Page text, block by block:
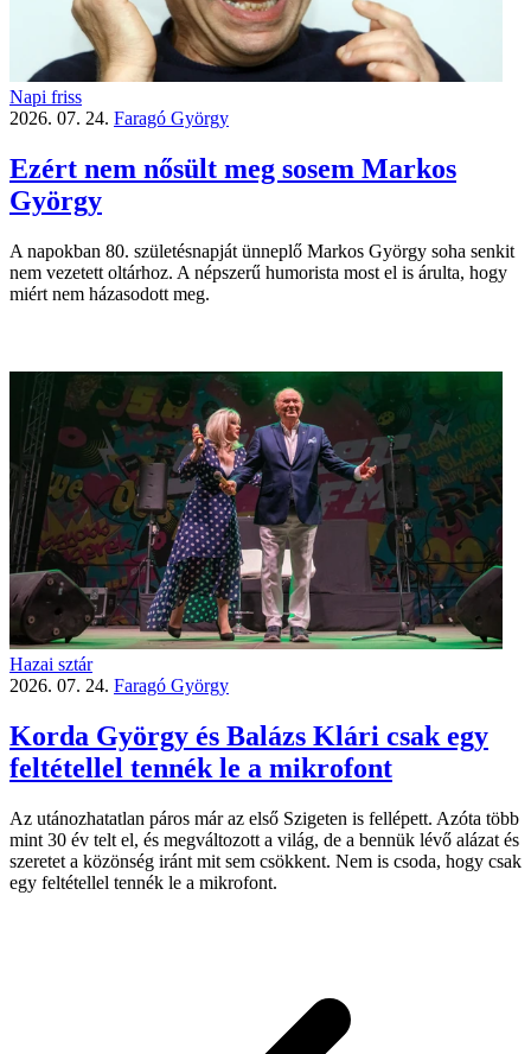
Napi friss
2026. 07. 24. Faragó György
Ezért nem nősült meg sosem Markos
György
A napokban 80. születésnapját ünneplő Markos György soha senkit
nem vezetett oltárhoz. A népszerű humorista most el is árulta, hogy
miért nem házasodott meg.
Hazai sztár
2026. 07. 24. Faragó György
Korda György és Balázs Klári csak egy
feltétellel tennék le a mikrofont
Az utánozhatatlan páros már az első Szigeten is fellépett. Azóta több
mint 30 év telt el, és megváltozott a világ, de a bennük lévő alázat és
szeretet a közönség iránt mit sem csökkent. Nem is csoda, hogy csak
egy feltétellel tennék le a mikrofont.